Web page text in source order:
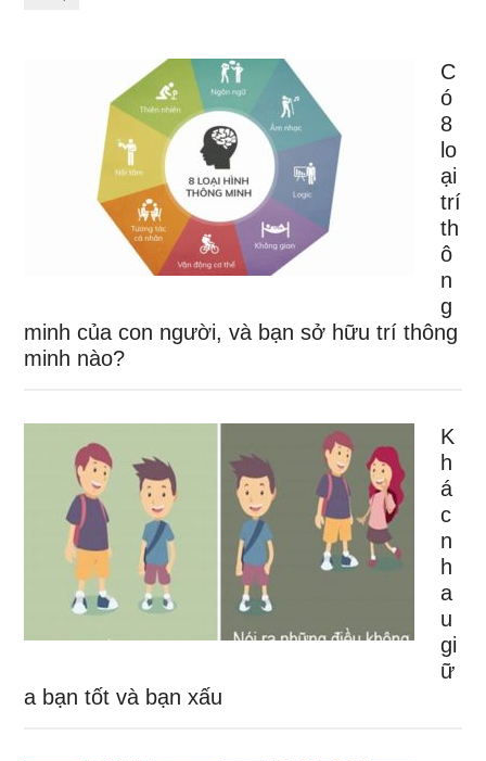
C
ó
8
lo
ại
trí
th
ô
n
g
minh của con người, và bạn sở hữu trí thông
minh nào?
K
h
á
c
n
h
a
u
gi
ữ
a bạn tốt và bạn xấu